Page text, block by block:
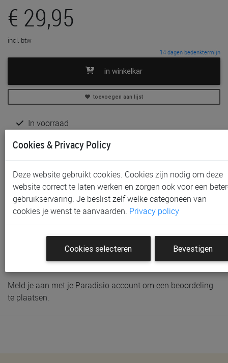
€ 29,95
incl. btw
14 dagen bedenktermijn
in winkelkar
toevoegen aan lijst
In voorraad
Niet meer verkrijgbaar in onze
Gratis verzending vanaf € 80 *
Productinformatie & specificaties
Voorraad bij Paradisio
Klantenbeoordelingen
Schrijf de eerste beoordeling
Meld je aan met je Paradisio account om een beoordeling
te plaatsen.
Cookies & Privacy Policy
Deze website gebruikt cookies. Cookies zijn nodig om deze
website correct te laten werken en zorgen ook voor een
gebruikservaring. Je beslist zelf welke categorieën van
cookies je wenst te aanvaarden. Privacy policy
Cookies selecteren Bevestigen